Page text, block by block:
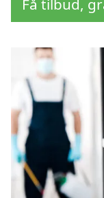
Få tilbud,